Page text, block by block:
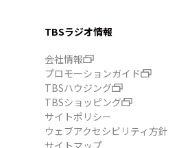
TBSラジオ情報
会社情報
プロモーションガイド
TBSハウジング
TBSショッピング
サイトポリシー
ウェブアクセシビリティ方針
サイトマップ